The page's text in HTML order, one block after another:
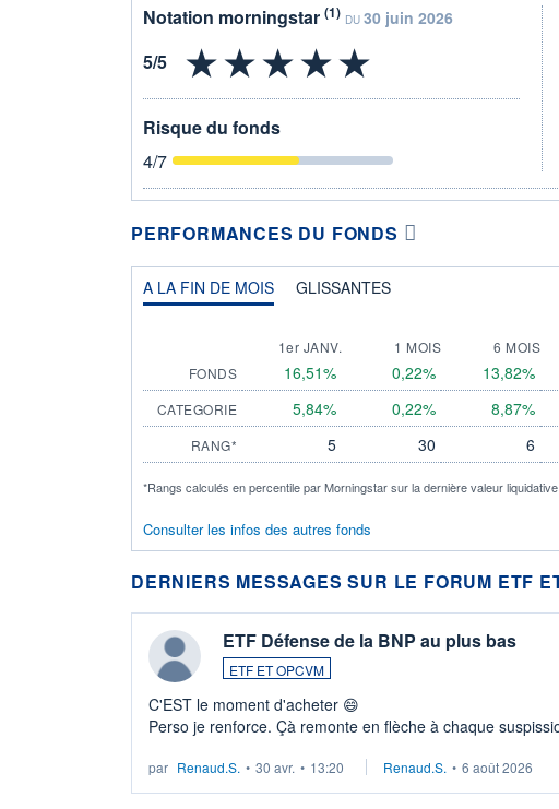
Notation morningstar (1) DU 30 juin 2026
Risque du fonds
4/7
PERFORMANCES DU FONDS
A LA FIN DE MOIS GLISSANTES
1er JANV. 1 MOIS 6 MOIS
FONDS
16,51% 0,22% 13,82%
CATEGORIE 5,84% 0,22% 8,87%
RANG* 5 30 6
*Rangs calculés en percentile par Morningstar sur la dernière valeur
Consulter les infos des autres fonds
DERNIERS MESSAGES SUR LE FORUM ETF
ETF Défense de la BNP au plus bas
ETF ET OPCVM
C'EST le moment d'acheter 😄​
Perso je renforce. Çà remonte en flèche à chaque
par Renaud.S. • 30 avr. • 13:20 Renaud.S. • 6 août 2026